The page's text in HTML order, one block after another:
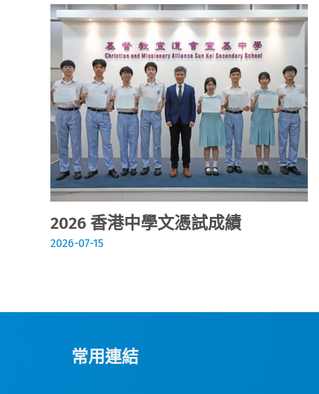
2026 香港中學文憑試成績
2026-07-15
常用連結